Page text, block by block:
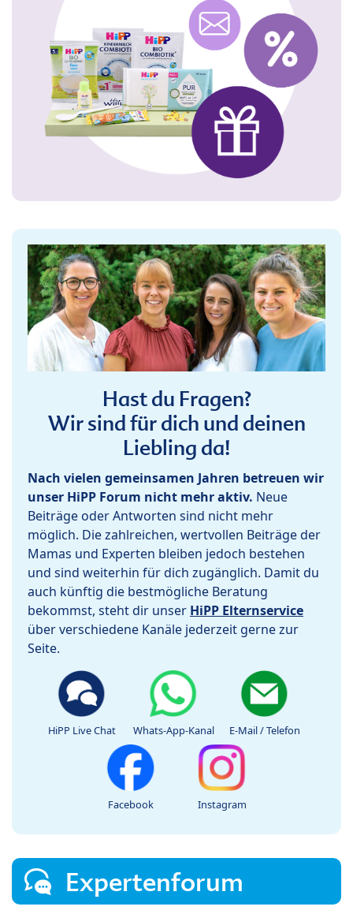
Hast du Fragen?
Wir sind für dich und deinen
Liebling da!
Nach vielen gemeinsamen Jahren betreuen wir
unser HiPP Forum nicht mehr aktiv. Neue
Beiträge oder Antworten sind nicht mehr
möglich. Die zahlreichen, wertvollen Beiträge der
Mamas und Experten bleiben jedoch bestehen
und sind weiterhin für dich zugänglich. Damit du
auch künftig die bestmögliche Beratung
bekommst, steht dir unser HiPP Elternservice
über verschiedene Kanäle jederzeit gerne zur
Seite.
HiPP Live Chat Whats-App-Kanal E-Mail / Telefon
Facebook Instagram
Expertenforum